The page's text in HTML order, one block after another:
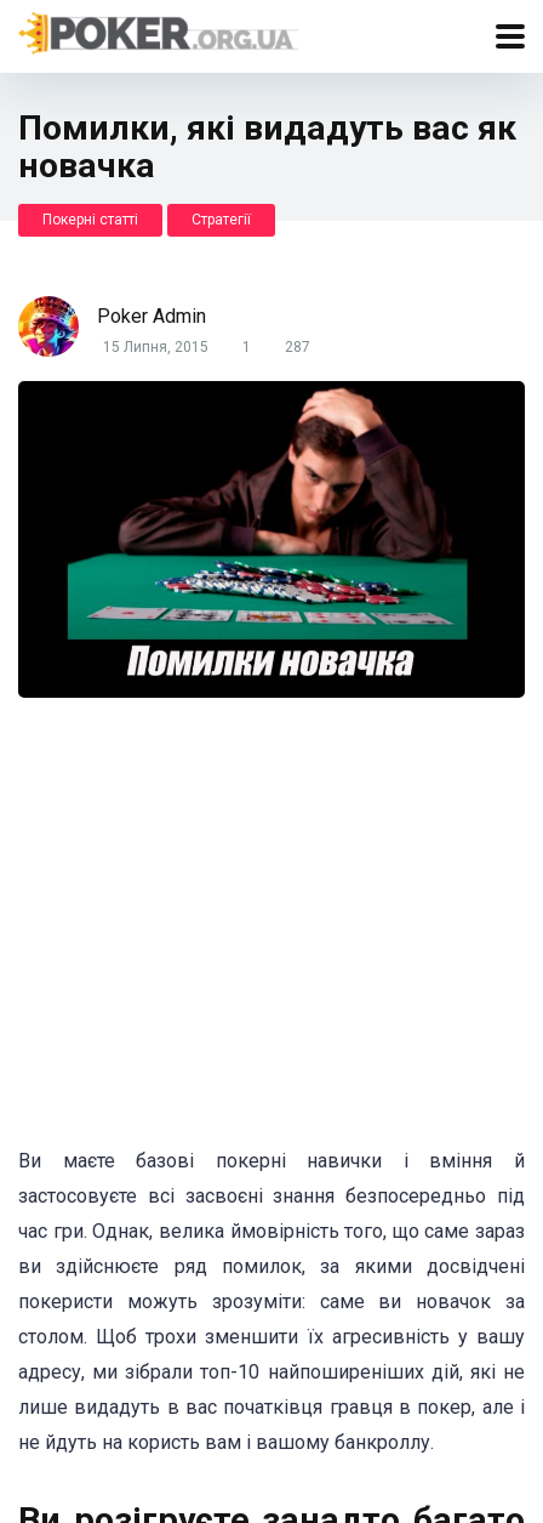
Помилки, які видадуть вас як
новачка
Покерні статті Стратегії
Poker Admin
15 Липня, 2015 1 287
Ви маєте базові покерні навички і вміння й
застосовуєте всі засвоєні знання безпосередньо під
час гри. Однак, велика ймовірність того, що саме зараз
ви здійснюєте ряд помилок, за якими досвідчені
покеристи можуть зрозуміти: саме ви новачок за
столом. Щоб трохи зменшити їх агресивність у вашу
адресу, ми зібрали топ-10 найпоширеніших дій, які не
лише видадуть в вас початківця гравця в покер, але і
не йдуть на користь вам і вашому банкроллу.